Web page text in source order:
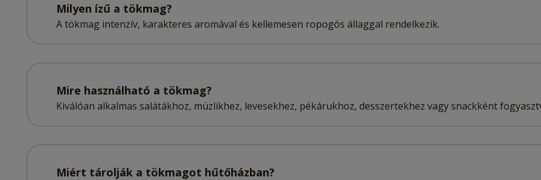
Milyen ízű a tökmag?
A tökmag intenzív, karakteres aromával és kellemesen ropogós állaggal rendelkezik.
Mire használható a tökmag?
Kiválóan alkalmas salátákhoz, müzlikhez, levesekhez, pékárukhoz, desszertekhez vagy snackként
Miért tárolják a tökmagot hűtőházban?